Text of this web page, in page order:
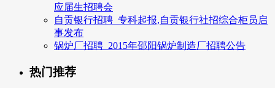
应届生招聘会
自贡银行招聘_专科起报,自贡银行社招综合柜员启
事发布
锅炉厂招聘_2015年邵阳锅炉制造厂招聘公告
热门推荐